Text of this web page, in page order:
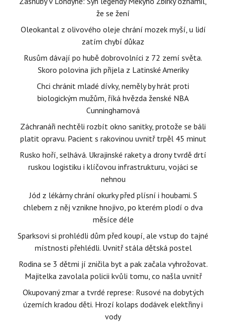
že se žení
Oleokantal z olivového oleje chrání mozek myší, u lidí
zatím chybí důkaz
Rusům dávají po hubě dobrovolníci z 72 zemí světa.
Skoro polovina jich přijela z Latinské Ameriky
Chci chránit mladé dívky, neměly by hrát proti
biologickým mužům, říká hvězda ženské NBA
Cunninghamová
Záchranáři nechtěli rozbít okno sanitky, protože se báli
platit opravu. Pacient s rakovinou uvnitř trpěl 45 minut
Rusko hoří, selhává. Ukrajinské rakety a drony tvrdě drtí
ruskou logistiku i klíčovou infrastrukturu, vojáci se
nehnou
Jód z lékárny chrání okurky před plísní i houbami. S
chlebem z něj vznikne hnojivo, po kterém plodí o dva
měsíce déle
Sparksovi si prohlédli dům před koupí, ale vstup do tajné
místnosti přehlédli. Uvnitř stála dětská postel
Rodina se 3 dětmi jí zničila byt a pak začala vyhrožovat.
Majitelka zavolala policii kvůli tomu, co našla uvnitř
Okupovaný zmar a tvrdé represe: Rusové na dobytých
územích kradou děti. Hrozí kolaps dodávek elektřiny i
vody